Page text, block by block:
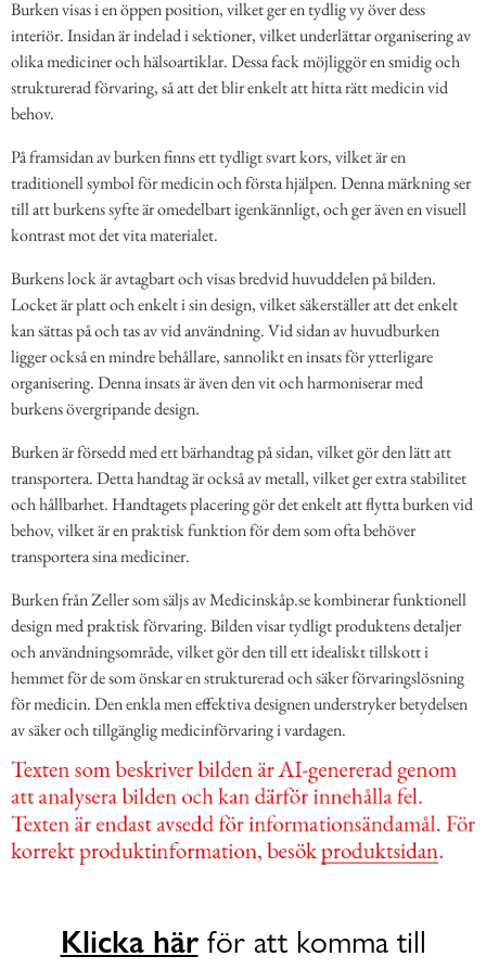
Burken visas i en öppen position, vilket ger en tydlig vy över dess
interiör. Insidan är indelad i sektioner, vilket underlättar organisering av
olika mediciner och hälsoartiklar. Dessa fack möjliggör en smidig och
strukturerad förvaring, så att det blir enkelt att hitta rätt medicin vid
behov.
På framsidan av burken finns ett tydligt svart kors, vilket är en
traditionell symbol för medicin och första hjälpen. Denna märkning ser
till att burkens syfte är omedelbart igenkännligt, och ger även en visuell
kontrast mot det vita materialet.
Burkens lock är avtagbart och visas bredvid huvuddelen på bilden.
Locket är platt och enkelt i sin design, vilket säkerställer att det enkelt
kan sättas på och tas av vid användning. Vid sidan av huvudburken
ligger också en mindre behållare, sannolikt en insats för ytterligare
organisering. Denna insats är även den vit och harmoniserar med
burkens övergripande design.
Burken är försedd med ett bärhandtag på sidan, vilket gör den lätt att
transportera. Detta handtag är också av metall, vilket ger extra stabilitet
och hållbarhet. Handtagets placering gör det enkelt att flytta burken vid
behov, vilket är en praktisk funktion för dem som ofta behöver
transportera sina mediciner.
Burken från Zeller som säljs av Medicinskåp.se kombinerar funktionell
design med praktisk förvaring. Bilden visar tydligt produktens detaljer
och användningsområde, vilket gör den till ett idealiskt tillskott i
hemmet för de som önskar en strukturerad och säker förvaringslösning
för medicin. Den enkla men effektiva designen understryker betydelsen
av säker och tillgänglig medicinförvaring i vardagen.
Klicka härför att komma till